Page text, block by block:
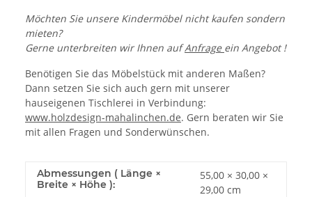
Möchten Sie unsere Kindermöbel nicht kaufen sondern
mieten?
Gerne unterbreiten wir Ihnen aufAnfrage ein Angebot !
Benötigen Sie das Möbelstück mit anderen Maßen?
Dann setzen Sie sich auch gern mit unserer
hauseigenen Tischlerei in Verbindung:
www.holzdesign-mahalinchen.de. Gern beraten wir Sie
mit allen Fragen und Sonderwünschen.
Abmessungen ( Länge ×
Breite × Höhe ):
55,00 × 30,00 ×
29,00 cm